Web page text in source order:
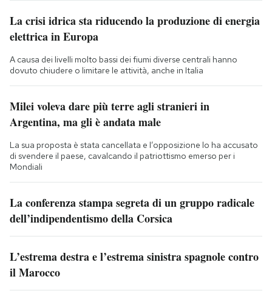
La crisi idrica sta riducendo la produzione di energia
elettrica in Europa
A causa dei livelli molto bassi dei fiumi diverse centrali hanno
dovuto chiudere o limitare le attività, anche in Italia
Milei voleva dare più terre agli stranieri in
Argentina, ma gli è andata male
La sua proposta è stata cancellata e l’opposizione lo ha accusato
di svendere il paese, cavalcando il patriottismo emerso per i
Mondiali
La conferenza stampa segreta di un gruppo radicale
dell’indipendentismo della Corsica
L’estrema destra e l’estrema sinistra spagnole contro
il Marocco